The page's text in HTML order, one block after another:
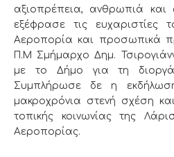
αξιοπρέπεια, ανθρωπιά και
εξέφρασε τις ευχαριστίες
Αεροπορία και προσωπικά
Π.Μ Σμήμαρχο Δημ.
με το Δήμο για τη
Συμπλήρωσε δε η εκδήλωση
μακροχρόνια στενή σχέση
τοπικής κοινωνίας της
Αεροπορίας.